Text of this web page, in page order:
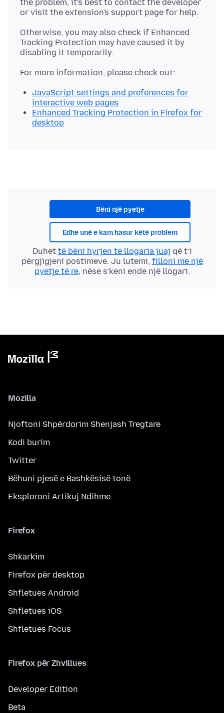
the problem, it's best to contact the developer
Otherwise, you may also check if Enhanced
Tracking Protection may have caused it by
JavaScript settings and preferences for
interactive web pages
Enhanced Tracking Protection in Firefox for
desktop
Bëni një pyetje
Edhe unë e kam hasur këtë problem
Duhet të bëni hyrjen te llogaria juaj që t’i
përgjigjeni postimeve. Ju lutemi, filloni me një
pyetje të re, nëse s’keni ende një llogari.
Mozilla
Njoftoni Shpërdorim Shenjash Tregtare
Kodi burim
Twitter
Bëhuni pjesë e Bashkësisë tonë
Eksploroni Artikuj Ndihme
Firefox
Shkarkim
Firefox për desktop
Shfletues Android
Shfletues iOS
Shfletues Focus
Firefox për Zhvillues
Developer Edition
Beta